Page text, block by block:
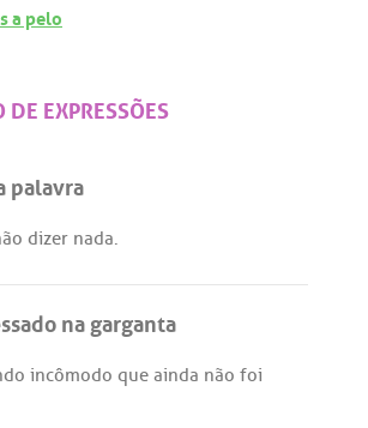
a pelo
EXPRESSÕES
palavra
dizer nada.
na garganta
incômodo que ainda não foi